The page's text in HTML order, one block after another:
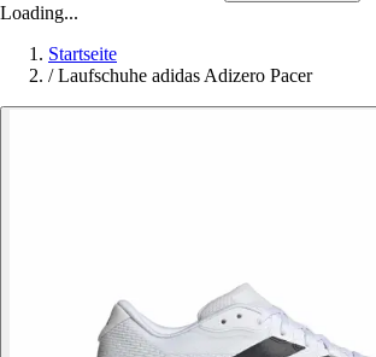
Loading...
Startseite
/ Laufschuhe adidas Adizero Pacer